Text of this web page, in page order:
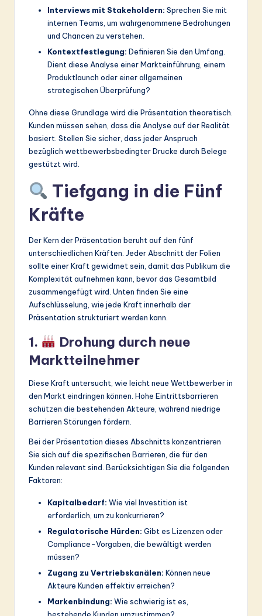
Interviews mit Stakeholdern: Sprechen Sie mit
internen Teams, um wahrgenommene Bedrohungen
und Chancen zu verstehen.
Kontextfestlegung: Definieren Sie den Umfang.
Dient diese Analyse einer Markteinführung, einem
Produktlaunch oder einer allgemeinen
strategischen Überprüfung?
Ohne diese Grundlage wird die Präsentation theoretisch.
Kunden müssen sehen, dass die Analyse auf der Realität
basiert. Stellen Sie sicher, dass jeder Anspruch
bezüglich wettbewerbsbedingter Drucke durch Belege
gestützt wird.
Tiefgang in die Fünf
Kräfte
Der Kern der Präsentation beruht auf den fünf
unterschiedlichen Kräften. Jeder Abschnitt der Folien
sollte einer Kraft gewidmet sein, damit das Publikum die
Komplexität aufnehmen kann, bevor das Gesamtbild
zusammengefügt wird. Unten finden Sie eine
Aufschlüsselung, wie jede Kraft innerhalb der
Präsentation strukturiert werden kann.
1.
Drohung durch neue
Marktteilnehmer
Diese Kraft untersucht, wie leicht neue Wettbewerber in
den Markt eindringen können. Hohe Eintrittsbarrieren
schützen die bestehenden Akteure, während niedrige
Barrieren Störungen fördern.
Bei der Präsentation dieses Abschnitts konzentrieren
Sie sich auf die spezifischen Barrieren, die für den
Kunden relevant sind. Berücksichtigen Sie die folgenden
Faktoren:
Kapitalbedarf: Wie viel Investition ist
erforderlich, um zu konkurrieren?
Regulatorische Hürden: Gibt es Lizenzen oder
Compliance-Vorgaben, die bewältigt werden
müssen?
Zugang zu Vertriebskanälen: Können neue
Akteure Kunden effektiv erreichen?
Markenbindung: Wie schwierig ist es,